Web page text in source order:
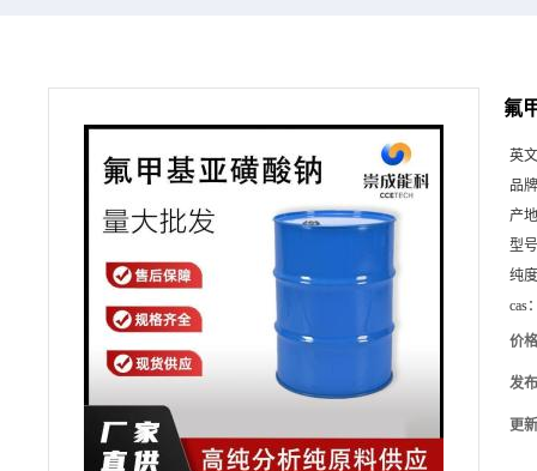
氟
英
品
产
型
纯
cas
价
发
更